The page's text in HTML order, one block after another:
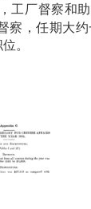
工厂督察和
察，任期大
。